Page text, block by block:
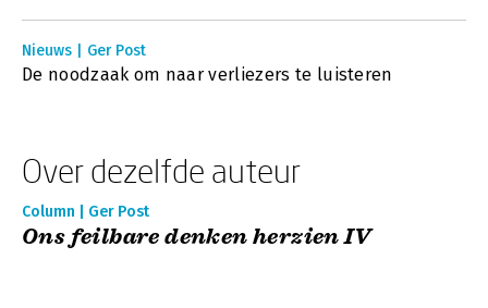
Nieuws | Ger Post
De noodzaak om naar verliezers te luisteren
Over dezelfde auteur
Column | Ger Post
Ons feilbare denken herzien IV